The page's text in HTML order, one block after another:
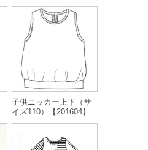
子供ニッカー上下（サ
イズ110）【201604】